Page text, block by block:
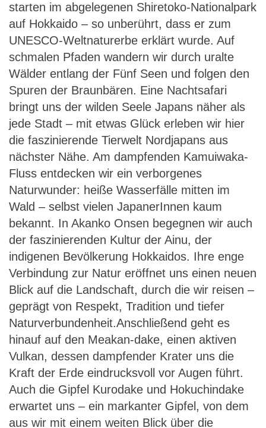
starten im abgelegenen Shiretoko-Nationalpark
auf Hokkaido – so unberührt, dass er zum
UNESCO-Weltnaturerbe erklärt wurde. Auf
schmalen Pfaden wandern wir durch uralte
Wälder entlang der Fünf Seen und folgen den
Spuren der Braunbären. Eine Nachtsafari
bringt uns der wilden Seele Japans näher als
jede Stadt – mit etwas Glück erleben wir hier
die faszinierende Tierwelt Nordjapans aus
nächster Nähe. Am dampfenden Kamuiwaka-
Fluss entdecken wir ein verborgenes
Naturwunder: heiße Wasserfälle mitten im
Wald – selbst vielen JapanerInnen kaum
bekannt. In Akanko Onsen begegnen wir auch
der faszinierenden Kultur der Ainu, der
indigenen Bevölkerung Hokkaidos. Ihre enge
Verbindung zur Natur eröffnet uns einen neuen
Blick auf die Landschaft, durch die wir reisen –
geprägt von Respekt, Tradition und tiefer
Naturverbundenheit.Anschließend geht es
hinauf auf den Meakan-dake, einen aktiven
Vulkan, dessen dampfender Krater uns die
Kraft der Erde eindrucksvoll vor Augen führt.
Auch die Gipfel Kurodake und Hokuchindake
erwartet uns – ein markanter Gipfel, von dem
aus wir mit einem weiten Blick über die